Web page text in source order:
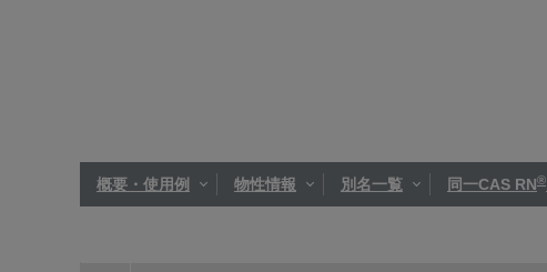
概要・使用例 物性情報 別名一覧 同一CAS RN®